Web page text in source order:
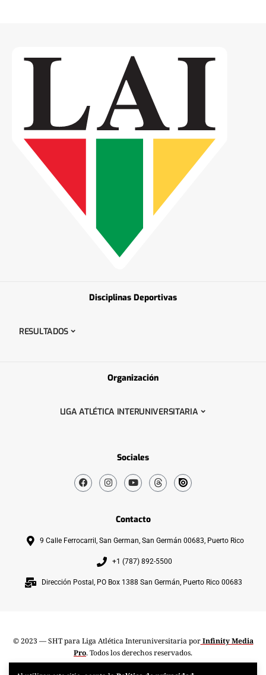
Disciplinas Deportivas
RESULTADOS
Organización
LIGA ATLÉTICA INTERUNIVERSITARIA
Sociales
Contacto
9 Calle Ferrocarril, San German, San Germán 00683, Puerto Rico
+1 (787) 892-5500
Dirección Postal, PO Box 1388 San Germán, Puerto Rico 00683
© 2023 — SHT para Liga Atlética Interuniversitaria porInfinity Media
Pro. Todos los derechos reservados.